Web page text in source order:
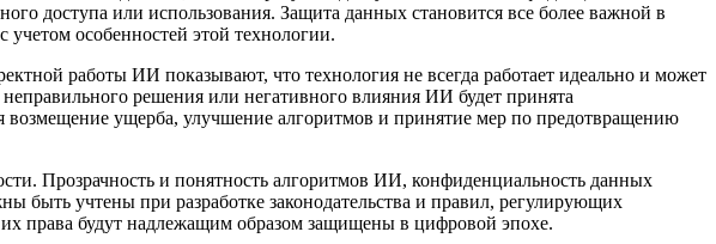
доступа или использования. Защита данных становится все более важной в
особенностей этой технологии.
работы ИИ показывают, что технология не всегда работает идеально и может
решения или негативного влияния ИИ будет принята
возмещение ущерба, улучшение алгоритмов и принятие мер по предотвращению
Прозрачность и понятность алгоритмов ИИ, конфиденциальность данных
быть учтены при разработке законодательства и правил, регулирующих
права будут надлежащим образом защищены в цифровой эпохе.